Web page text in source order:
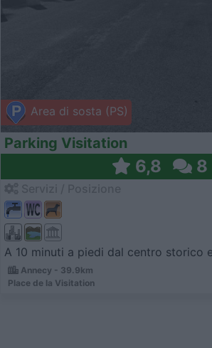
Area di sosta (PS)
Parking Visitation
6,8 8
A 10 minuti a piedi dal centro storico
Annecy - 39.9km
Place de la Visitation